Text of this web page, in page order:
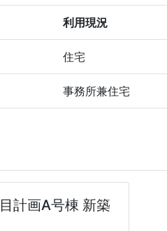
利用現況
住宅
事務所兼住宅
計画A号棟 新築